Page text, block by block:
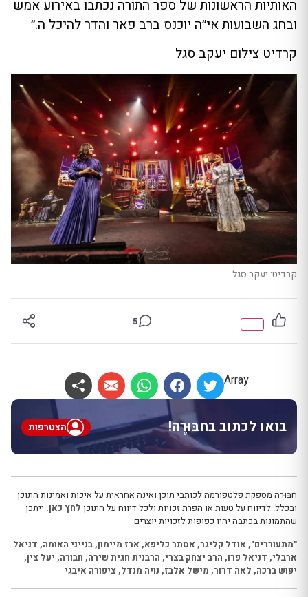
האותיות הראשונות של ספר התורה נכתבו באירוע אמש
ובחג השבועות אי״ה יוכנס ברב פאר והדר להיכל ה.״
קרדיט צילום יעקב סגל
קרדיט: יעקב סגל
5
Array
בואו לכתוב בחבּוּרֶה! הצטרפות
חבּוּרֶה מספקת פלטפורמה לכותבי תוכן ואינה אחראית על איכות ואמינות התוכן
ובכלל. לדיווח על טעות או הפרת זכויות ולכל דיווח על התוכן לחץ כאן. ייתכן
שהתמונות בכתבה יהיו כפופות לזכויות יוצרים
"מתעוררים", אודל קליגר, אסתר כליפא, ארז מיימון, בנייני האומה, דניאל
ארבלי, דניאל פרו, הרב יצחק בצרי, הרבנית חגית שירה, חבורה, יעל צין,
יפוש ברכה, לאה דרור, מישל אלבז, נויה מנדל, ציפורה איבגי